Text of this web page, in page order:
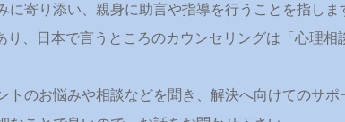
寄り添い、親身に助言や指導を行うことを指しま
、日本で言うところのカウンセリングは「心理相
のお悩みや相談などを聞き、解決へ向けてのサポ